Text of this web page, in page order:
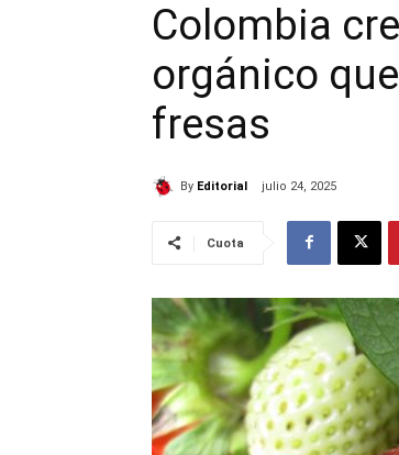
Colombia
orgánico
fresas
By Editorial julio 24, 2025
Cuota